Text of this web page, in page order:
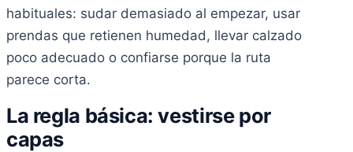
habituales: sudar demasiado al empezar, usar
prendas que retienen humedad, llevar calzado
poco adecuado o confiarse porque la ruta
parece corta.
La regla básica: vestirse por
capas